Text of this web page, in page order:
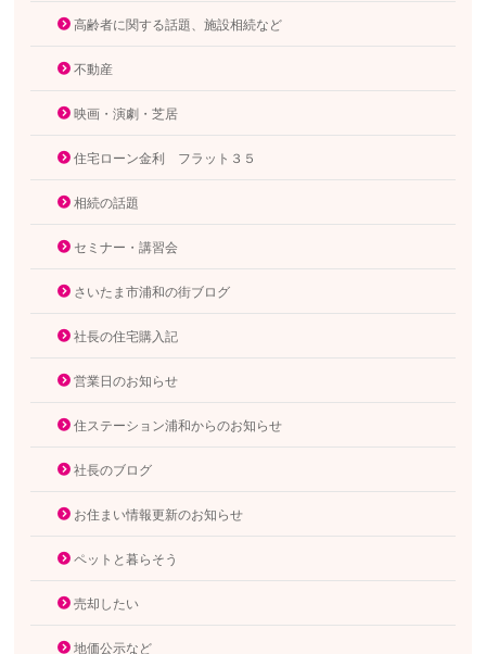
高齢者に関する話題、施設相続など
不動産
映画・演劇・芝居
住宅ローン金利 フラット３５
相続の話題
セミナー・講習会
さいたま市浦和の街ブログ
社長の住宅購入記
営業日のお知らせ
住ステーション浦和からのお知らせ
社長のブログ
お住まい情報更新のお知らせ
ペットと暮らそう
売却したい
地価公示など